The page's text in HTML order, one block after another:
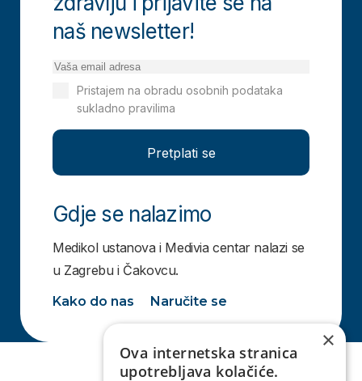
naš newsletter!
Pretplati se
Pristajem na obradu osobnih podataka
sukladno pravilima
Gdje se nalazimo
Medikol ustanova i Medivia centar nalazi se
u Zagrebu i Čakovcu.
Kako do nas Naručite se
×
Ova internetska stranica
upotrebljava kolačiće.